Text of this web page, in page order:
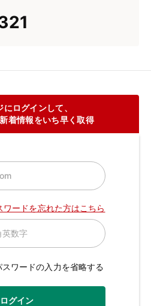
ログインして、
着情報をいち早く取得
ワードを忘れた方はこちら
ワードの入力を省略する
ログイン